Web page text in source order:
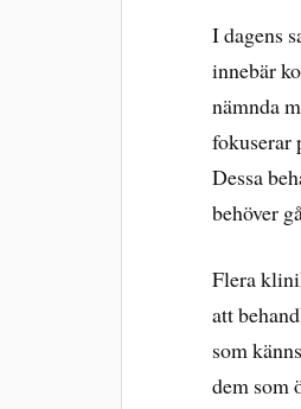
I dagens
innebär
nämnda
fokuserar
Dessa
behöver
Flera
att
som
dem som